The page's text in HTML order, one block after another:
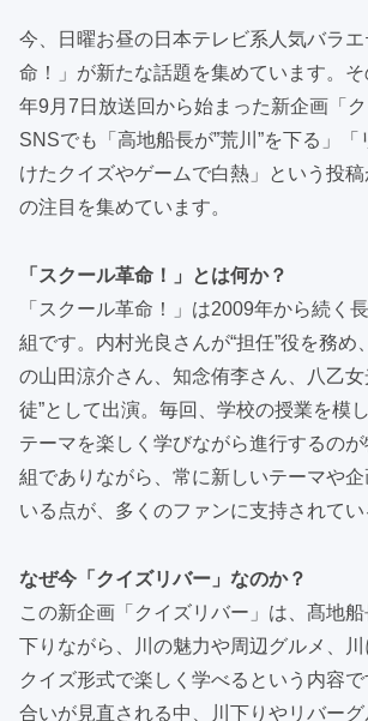
今、日曜お昼の日本テレビ系人気バラ
命！」が新たな話題を集めています。
年9月7日放送回から始まった新企画「ク
SNSでも「高地船長が”荒川”を下る」
けたクイズやゲームで白熱」という投
の注目を集めています。
「スクール革命！」とは何か？
「スクール革命！」は2009年から続く
組です。内村光良さんが“担任”役を務め
の山田涼介さん、知念侑李さん、八乙女
徒”として出演。毎回、学校の授業を模
テーマを楽しく学びながら進行するの
組でありながら、常に新しいテーマや
いる点が、多くのファンに支持されてい
なぜ今「クイズリバー」なのか？
この新企画「クイズリバー」は、髙地
下りながら、川の魅力や周辺グルメ、
クイズ形式で楽しく学べるという内容
合いが見直される中、川下りやリバー